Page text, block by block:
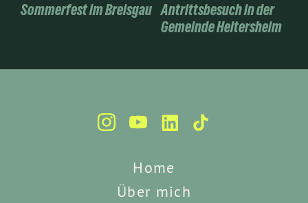
Sommerfest im Breisgau Antrittsbesuch in der
Gemeinde Heitersheim
Home
Über mich